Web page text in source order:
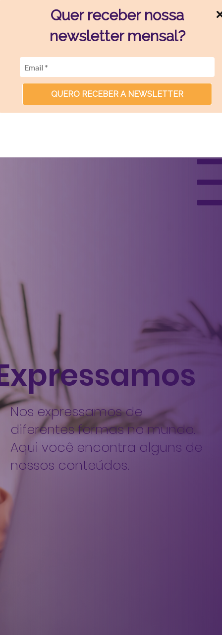
Quer receber nossa
newsletter mensal?
QUERO RECEBER A NEWSLETTER
Nos expressamos de
diferentes formas no mundo.
Aqui você encontra alguns de
nossos conteúdos.